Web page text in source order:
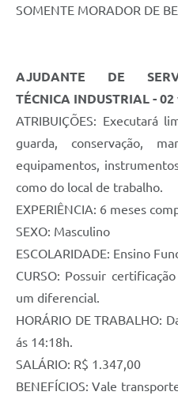
SOMENTE MORADOR DE
AJUDANTE DE
TÉCNICA INDUSTRIAL - 02
ATRIBUIÇÕES: Executará
guarda, conservação,
equipamentos,
como do local de trabalho.
EXPERIÊNCIA: 6 meses
SEXO: Masculino
ESCOLARIDADE: Ensino
CURSO: Possuir
um diferencial.
HORÁRIO DE TRABALHO:
ás 14:18h.
SALÁRIO: R$ 1.347,00
BENEFÍCIOS: Vale